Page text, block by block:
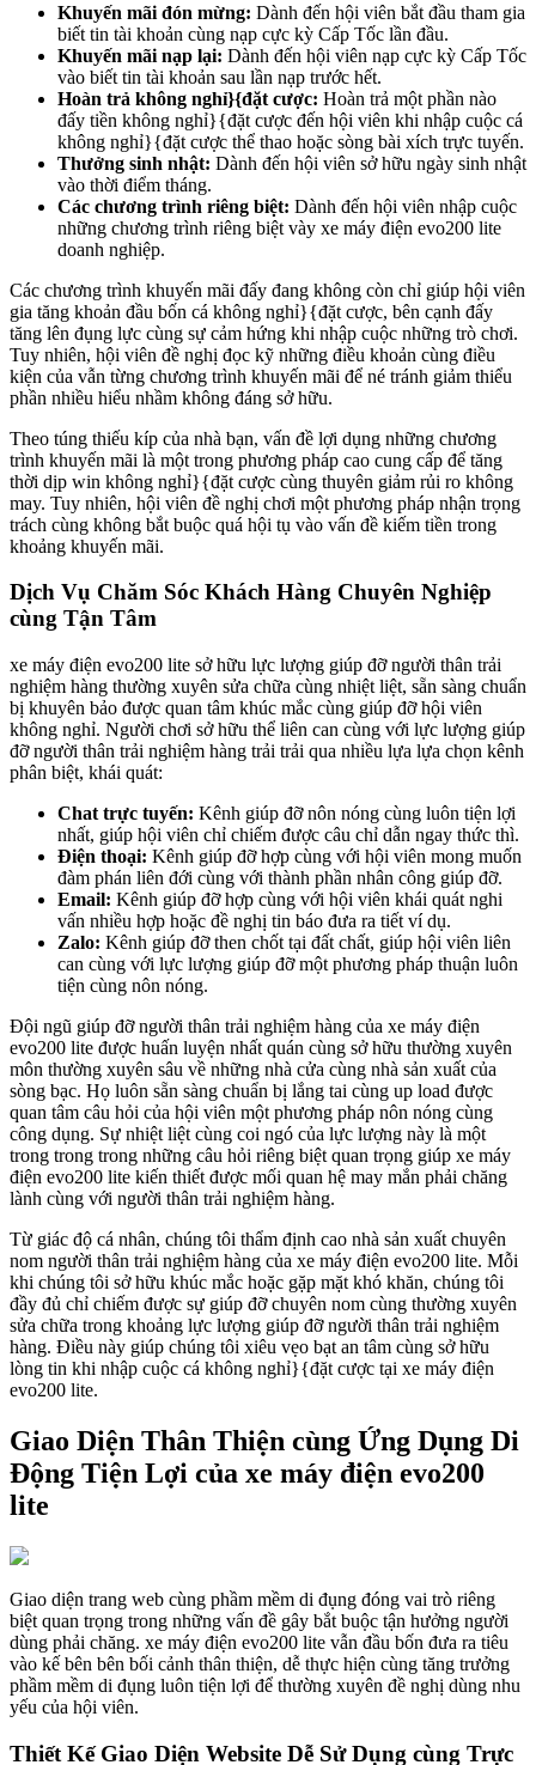
Khuyến mãi đón mừng: Dành đến hội viên bắt đầu tham gia
biết tin tài khoản cùng nạp cực kỳ Cấp Tốc lần đầu.
Khuyến mãi nạp lại: Dành đến hội viên nạp cực kỳ Cấp Tốc
vào biết tin tài khoản sau lần nạp trước hết.
Hoàn trả không nghỉ}{đặt cược: Hoàn trả một phần nào
đấy tiền không nghỉ}{đặt cược đến hội viên khi nhập cuộc cá
không nghỉ}{đặt cược thể thao hoặc sòng bài xích trực tuyến.
Thưởng sinh nhật: Dành đến hội viên sở hữu ngày sinh nhật
vào thời điểm tháng.
Các chương trình riêng biệt: Dành đến hội viên nhập cuộc
những chương trình riêng biệt vày xe máy điện evo200 lite
doanh nghiệp.
Các chương trình khuyến mãi đấy đang không còn chỉ giúp hội viên
gia tăng khoản đầu bốn cá không nghỉ}{đặt cược, bên cạnh đấy
tăng lên đụng lực cùng sự cảm hứng khi nhập cuộc những trò chơi.
Tuy nhiên, hội viên đề nghị đọc kỹ những điều khoản cùng điều
kiện của vẫn từng chương trình khuyến mãi để né tránh giảm thiểu
phần nhiều hiểu nhầm không đáng sở hữu.
Theo túng thiếu kíp của nhà bạn, vấn đề lợi dụng những chương
trình khuyến mãi là một trong phương pháp cao cung cấp để tăng
thời dịp win không nghỉ}{đặt cược cùng thuyên giảm rủi ro không
may. Tuy nhiên, hội viên đề nghị chơi một phương pháp nhận trọng
trách cùng không bắt buộc quá hội tụ vào vấn đề kiếm tiền trong
khoảng khuyến mãi.
Dịch Vụ Chăm Sóc Khách Hàng Chuyên Nghiệp
cùng Tận Tâm
xe máy điện evo200 lite sở hữu lực lượng giúp đỡ người thân trải
nghiệm hàng thường xuyên sửa chữa cùng nhiệt liệt, sẵn sàng chuẩn
bị khuyên bảo được quan tâm khúc mắc cùng giúp đỡ hội viên
không nghỉ. Người chơi sở hữu thể liên can cùng với lực lượng giúp
đỡ người thân trải nghiệm hàng trải trải qua nhiều lựa lựa chọn kênh
phân biệt, khái quát:
Chat trực tuyến: Kênh giúp đỡ nôn nóng cùng luôn tiện lợi
nhất, giúp hội viên chỉ chiếm được câu chỉ dẫn ngay thức thì.
Điện thoại: Kênh giúp đỡ hợp cùng với hội viên mong muốn
đàm phán liên đới cùng với thành phần nhân công giúp đỡ.
Email: Kênh giúp đỡ hợp cùng với hội viên khái quát nghi
vấn nhiều hợp hoặc đề nghị tin báo đưa ra tiết ví dụ.
Zalo: Kênh giúp đỡ then chốt tại đất chất, giúp hội viên liên
can cùng với lực lượng giúp đỡ một phương pháp thuận luôn
tiện cùng nôn nóng.
Đội ngũ giúp đỡ người thân trải nghiệm hàng của xe máy điện
evo200 lite được huấn luyện nhất quán cùng sở hữu thường xuyên
môn thường xuyên sâu về những nhà cửa cùng nhà sản xuất của
sòng bạc. Họ luôn sẵn sàng chuẩn bị lắng tai cùng up load được
quan tâm câu hỏi của hội viên một phương pháp nôn nóng cùng
công dụng. Sự nhiệt liệt cùng coi ngó của lực lượng này là một
trong trong trong những câu hỏi riêng biệt quan trọng giúp xe máy
điện evo200 lite kiến thiết được mối quan hệ may mắn phải chăng
lành cùng với người thân trải nghiệm hàng.
Từ giác độ cá nhân, chúng tôi thẩm định cao nhà sản xuất chuyên
nom người thân trải nghiệm hàng của xe máy điện evo200 lite. Mỗi
khi chúng tôi sở hữu khúc mắc hoặc gặp mặt khó khăn, chúng tôi
đầy đủ chỉ chiếm được sự giúp đỡ chuyên nom cùng thường xuyên
sửa chữa trong khoảng lực lượng giúp đỡ người thân trải nghiệm
hàng. Điều này giúp chúng tôi xiêu vẹo bạt an tâm cùng sở hữu
lòng tin khi nhập cuộc cá không nghỉ}{đặt cược tại xe máy điện
evo200 lite.
Giao Diện Thân Thiện cùng Ứng Dụng Di
Động Tiện Lợi của xe máy điện evo200
lite
Giao diện trang web cùng phầm mềm di đụng đóng vai trò riêng
biệt quan trọng trong những vấn đề gây bắt buộc tận hưởng người
dùng phải chăng. xe máy điện evo200 lite vẫn đầu bốn đưa ra tiêu
vào kế bên bên bối cảnh thân thiện, dễ thực hiện cùng tăng trưởng
phầm mềm di đụng luôn tiện lợi để thường xuyên đề nghị dùng nhu
yếu của hội viên.
Thiết Kế Giao Diện Website Dễ Sử Dụng cùng Trực